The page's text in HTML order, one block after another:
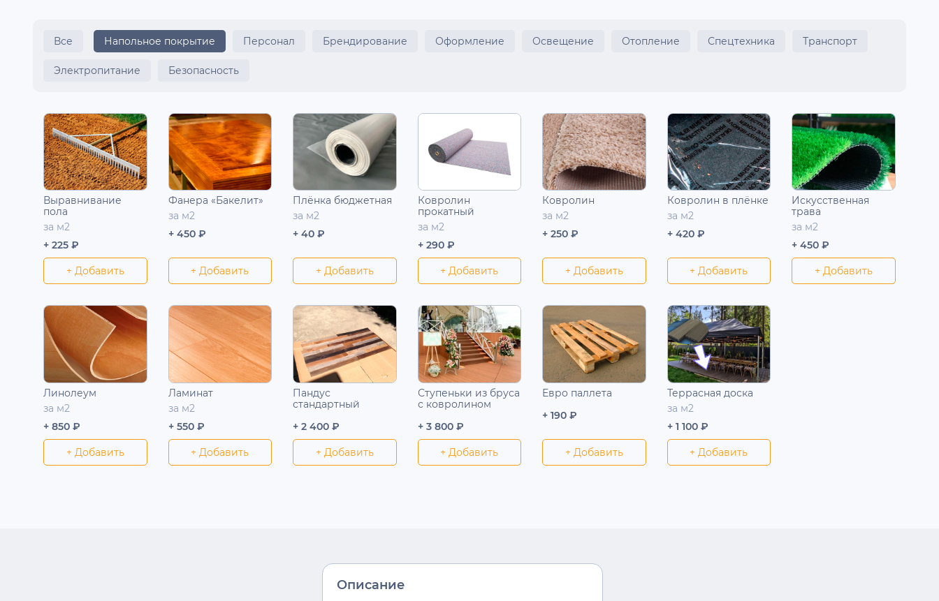
Все Напольное покрытие Персонал Брендирование Оформление Освещение Отопление Спецтехника Транспорт
Электропитание Безопасность
Выравнивание
пола
за м2
+ 225 ₽
+ Добавить
Фанера «Бакелит»
за м2
+ 450 ₽
+ Добавить
Плёнка бюджетная
за м2
+ 40 ₽
+ Добавить
Ковролин
прокатный
за м2
+ 290 ₽
+ Добавить
Ковролин
за м2
+ 250 ₽
+ Добавить
Ковролин в плёнке
за м2
+ 420 ₽
+ Добавить
Искусственная
трава
за м2
+ 450 ₽
+ Добавить
Линолеум
за м2
+ 850 ₽
+ Добавить
Ламинат
за м2
+ 550 ₽
+ Добавить
Пандус
стандартный
+ 2 400 ₽
+ Добавить
Ступеньки из бруса
с ковролином
+ 3 800 ₽
+ Добавить
Евро паллета
+ 190 ₽
+ Добавить
Террасная доска
за м2
+ 1 100 ₽
+ Добавить
Описание